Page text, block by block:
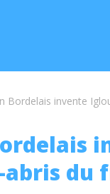
Bordelais invente
abris du